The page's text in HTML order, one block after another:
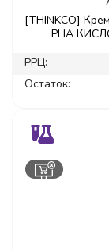
[THINKCO]
PHA
РРЦ:
Остаток: